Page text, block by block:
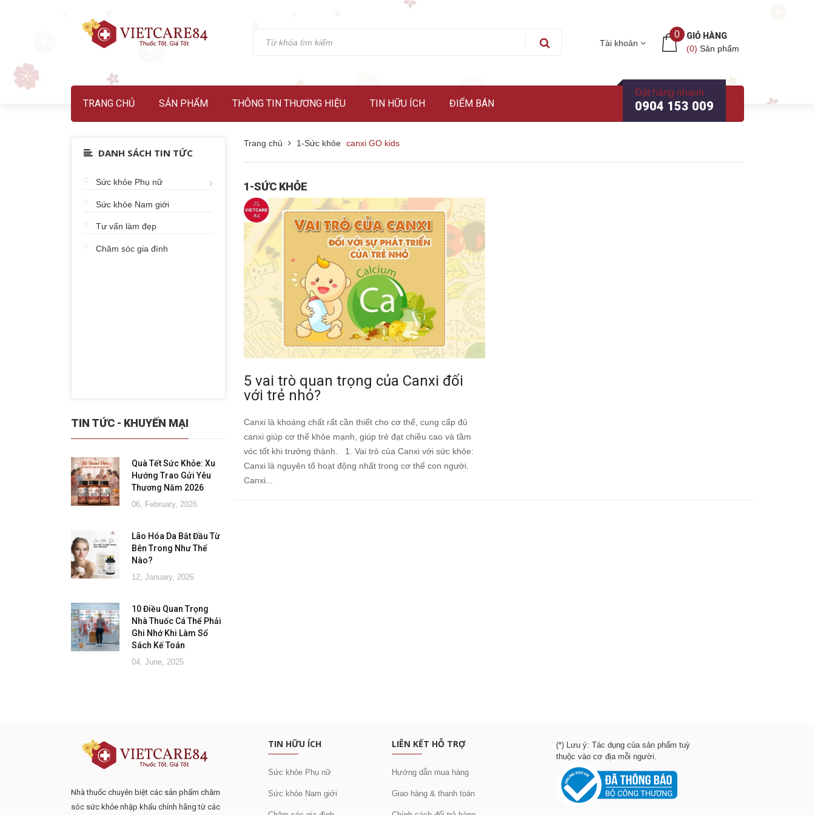
Tài khoản
0
GIỎ HÀNG
(0) Sản phẩm
TRANG CHỦ SẢN PHẨM THÔNG TIN THƯƠNG HIỆU TIN HỮU ÍCH ĐIỂM BÁN
Đặt hàng nhanh
0904 153 009
DANH SÁCH TIN TỨC
Sức khỏe Phụ nữ
Sức khỏe Nam giới
Tư vấn làm đẹp
Chăm sóc gia đình
TIN TỨC - KHUYẾN MẠI
Quà Tết Sức Khỏe: Xu
Hướng Trao Gửi Yêu
Thương Năm 2026
06, February, 2026
Lão Hóa Da Bắt Đầu Từ
Bên Trong Như Thế
Nào?
12, January, 2026
10 Điều Quan Trọng
Nhà Thuốc Cá Thể Phải
Ghi Nhớ Khi Làm Sổ
Sách Kế Toán
04, June, 2025
Trang chủ 1-Sức khỏe canxi GO kids
1-SỨC KHỎE
5 vai trò quan trọng của Canxi đối
với trẻ nhỏ?
Canxi là khoáng chất rất cần thiết cho cơ thể, cung cấp đủ
canxi giúp cơ thể khỏe mạnh, giúp trẻ đạt chiều cao và tầm
vóc tốt khi trưởng thành. 1. Vai trò của Canxi với sức khỏe:
Canxi là nguyên tố hoạt động nhất trong cơ thể con người.
Canxi...
Nhà thuốc chuyên biệt các sản phẩm chăm
sóc sức khỏe nhập khẩu chính hãng từ các
TIN HỮU ÍCH
Sức khỏe Phụ nữ
Sức khỏe Nam giới
LIÊN KẾT HỖ TRỢ
Hướng dẫn mua hàng
Giao hàng & thanh toán
(*) Lưu ý: Tác dụng của sản phẩm tuỳ
thuộc vào cơ địa mỗi người.